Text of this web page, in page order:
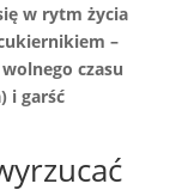
w rytm życia
–
czasu
i garść